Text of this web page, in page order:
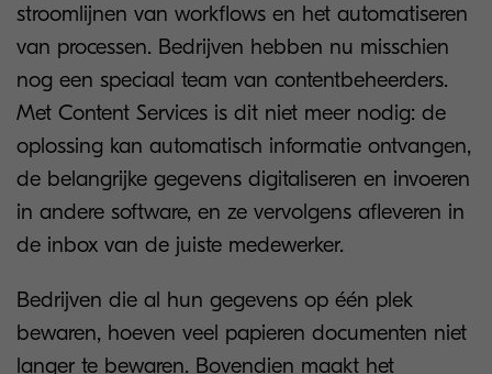
stroomlijnen van workflows en het automatiseren
van processen. Bedrijven hebben nu misschien
nog een speciaal team van contentbeheerders.
Met Content Services is dit niet meer nodig: de
oplossing kan automatisch informatie ontvangen,
de belangrijke gegevens digitaliseren en invoeren
in andere software, en ze vervolgens afleveren in
de inbox van de juiste medewerker.
Bedrijven die al hun gegevens op één plek
bewaren, hoeven veel papieren documenten niet
langer te bewaren. Bovendien maakt het